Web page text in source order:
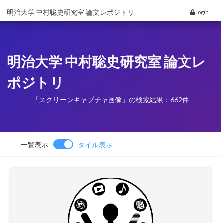
明治大学 中村聡史研究室 論文レポジトリ login
明治大学 中村聡史研究室 論文レ
ポジトリ
「スクリーンキャプチャ画像」の検索結果：662件
一覧表示 タイル表示